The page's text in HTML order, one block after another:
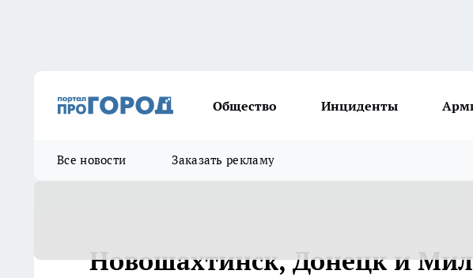
Общество Инциденты
Все новости Заказать рекламу
Новошахтинск, Донецк и